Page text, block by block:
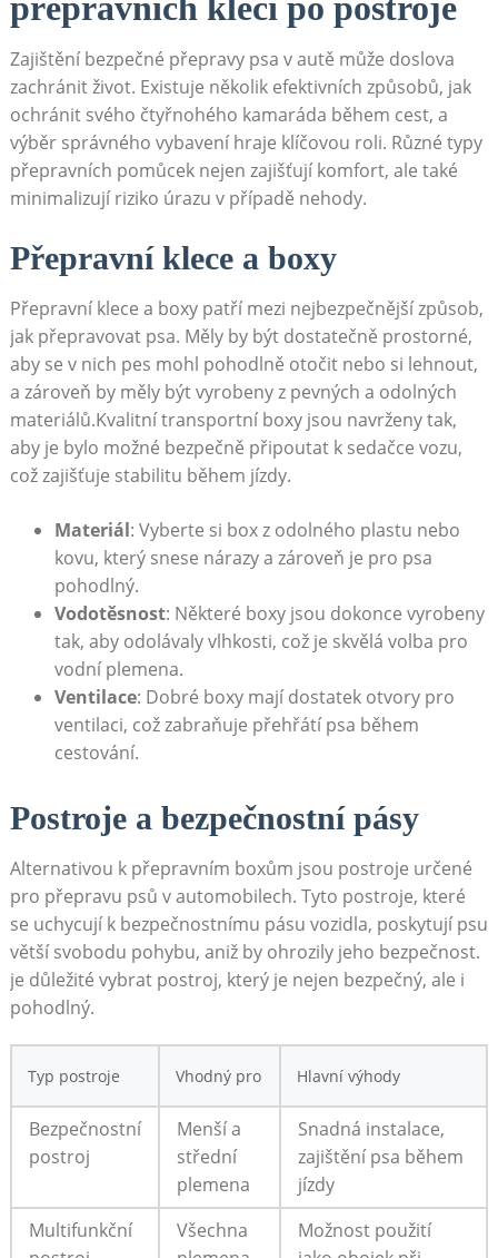
Zajištění bezpečné přepravy⁣ psa v autě může doslova​
zachránit život. Existuje ​několik efektivních způsobů, jak
ochránit svého čtyřnohého kamaráda během cest, ⁢a
výběr správného ⁤vybavení hraje klíčovou roli. Různé typy
přepravních pomůcek‍ nejen zajišťují⁣ komfort, ale také
minimalizují riziko úrazu ‍v případě nehody.
Přepravní klece a boxy
Přepravní klece a⁣ boxy patří​ mezi nejbezpečnější způsob,
jak přepravovat psa. Měly by být dostatečně prostorné,⁤
aby se⁣ v nich pes mohl pohodlně otočit nebo si lehnout,
a zároveň⁤ by měly být vyrobeny ‍z‍ pevných a odolných
‍materiálů.Kvalitní transportní⁢ boxy jsou navrženy tak,⁣
aby je bylo možné bezpečně připoutat ⁢k sedačce‌ vozu,
což zajišťuje stabilitu⁢ během jízdy.
Materiál:⁢ Vyberte si box z odolného plastu nebo
⁢kovu, který⁤ snese nárazy a zároveň je pro psa
pohodlný.
Vodotěsnost: Některé boxy jsou dokonce vyrobeny
tak, aby ⁤odolávaly vlhkosti, což je skvělá volba pro
vodní‌ plemena.
Ventilace: Dobré boxy ⁣mají dostatek otvory‍ pro
ventilaci, což zabraňuje‌ přehřátí psa během
cestování.
Postroje a bezpečnostní pásy
Alternativou k přepravním​ boxům jsou postroje určené
pro přepravu psů v automobilech. Tyto ⁤postroje, ‍které
se uchycují k ⁤bezpečnostnímu pásu vozidla, poskytují‍ psu
větší svobodu pohybu, aniž by ohrozily ‌jeho bezpečnost.
je důležité vybrat‌ postroj, který je nejen bezpečný, ale i
‌pohodlný.
Typ ‌postroje Vhodný pro Hlavní výhody
Bezpečnostní
postroj
Menší a ​
střední
plemena
Snadná‌ instalace,
zajištění psa⁢ během
jízdy
Multifunkční
Všechna
Možnost použití ​